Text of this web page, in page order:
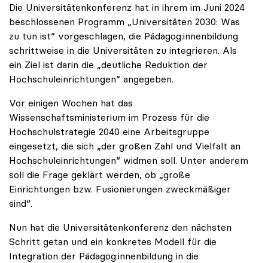
Die Universitätenkonferenz hat in ihrem im Juni 2024
beschlossenen Programm „Universitäten 2030: Was
zu tun ist“ vorgeschlagen, die Pädagog:innenbildung
schrittweise in die Universitäten zu integrieren. Als
ein Ziel ist darin die „deutliche Reduktion der
Hochschuleinrichtungen“ angegeben.
Vor einigen Wochen hat das
Wissenschaftsministerium im Prozess für die
Hochschulstrategie 2040 eine Arbeitsgruppe
eingesetzt, die sich „der großen Zahl und Vielfalt an
Hochschuleinrichtungen“ widmen soll. Unter anderem
soll die Frage geklärt werden, ob „große
Einrichtungen bzw. Fusionierungen zweckmäßiger
sind“.
Nun hat die Universitätenkonferenz den nächsten
Schritt getan und ein konkretes Modell für die
Integration der Pädagog:innenbildung in die